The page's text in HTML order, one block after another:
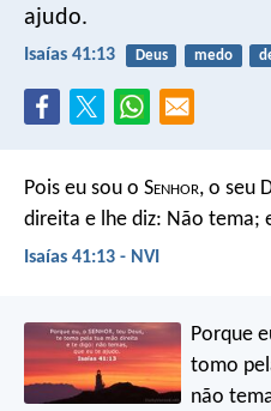
ajudo.
Isaías 41:13 Deus medo
Pois eu sou o Senhor, o seu
direita e lhe diz: Não tema;
Isaías 41:13 - NVI
Porque
tomo
não